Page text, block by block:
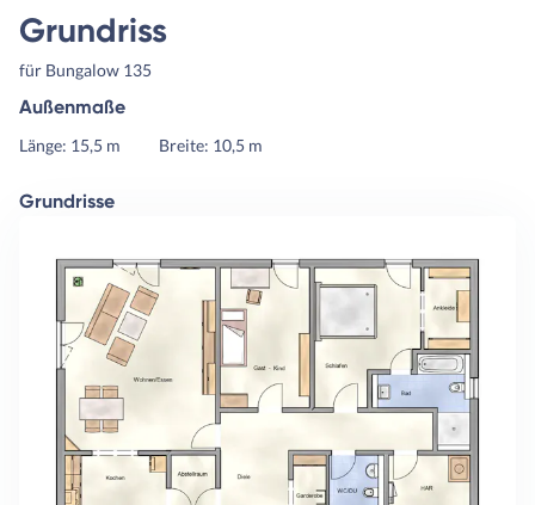
Grundriss
für Bungalow 135
Außenmaße
Länge: 15,5 m Breite: 10,5 m
Grundrisse